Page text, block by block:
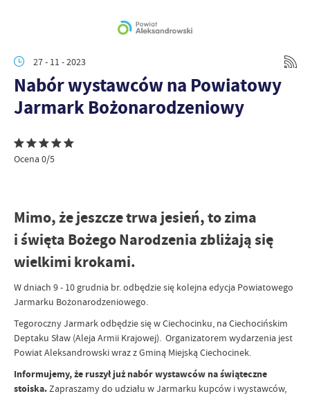
27 - 11 - 2023
Nabór wystawców na Powiatowy
Jarmark Bożonarodzeniowy
Ocena 0/5
Mimo, że jeszcze trwa jesień, to zima
i święta Bożego Narodzenia zbliżają się
wielkimi krokami.
W dniach 9 - 10 grudnia br. odbędzie się kolejna edycja Powiatowego
Jarmarku Bożonarodzeniowego.
Tegoroczny Jarmark odbędzie się w Ciechocinku, na Ciechocińskim
Deptaku Sław (Aleja Armii Krajowej). Organizatorem wydarzenia jest
Powiat Aleksandrowski wraz z Gminą Miejską Ciechocinek.
Informujemy, że ruszył już nabór wystawców na świąteczne
stoiska.Zapraszamy do udziału w Jarmarku kupców i wystawców,